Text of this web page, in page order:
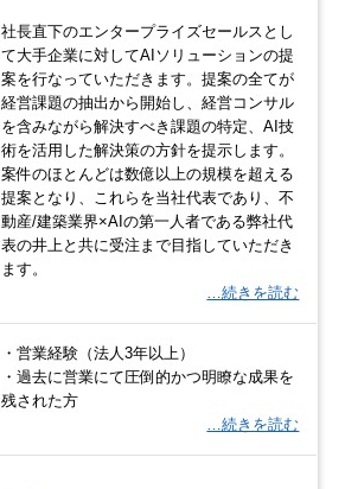
社長直下のエンタープライズセールスとし
て大手企業に対してAIソリューションの提
案を行なっていただきます。提案の全てが
経営課題の抽出から開始し、経営コンサル
を含みながら解決すべき課題の特定、AI技
術を活用した解決策の方針を提示します。
案件のほとんどは数億以上の規模を超える
提案となり、これらを当社代表であり、不
動産/建築業界×AIの第一人者である弊社代
表の井上と共に受注まで目指していただき
ます。
…続きを読む
・営業経験（法人3年以上）
・過去に営業にて圧倒的かつ明瞭な成果を
残された方
…続きを読む